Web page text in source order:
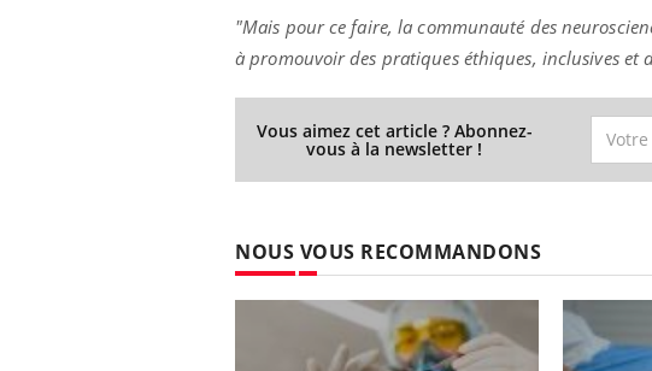
"Mais pour ce faire, la communauté des
à promouvoir des pratiques éthiques, inclusives et
Vous aimez cet article ? Abonnez-
vous à la newsletter !
NOUS VOUS RECOMMANDONS